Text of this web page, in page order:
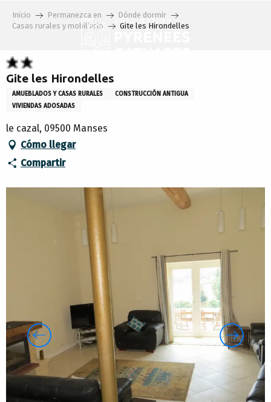
Inicio Permanezca en
Dónde dormir
Casas rurales y mobiliario
Gite les Hirondelles
Gite les Hirondelles
AMUEBLADOS Y CASAS RURALES
CONSTRUCCIÓN ANTIGUA
VIVIENDAS ADOSADAS
le cazal, 09500 Manses
Cómo llegar
Compartir